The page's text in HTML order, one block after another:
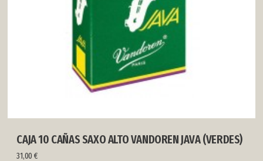
CAJA 10 CAÑAS SAXO ALTO VANDOREN JAVA (VERDES)
31,00 €